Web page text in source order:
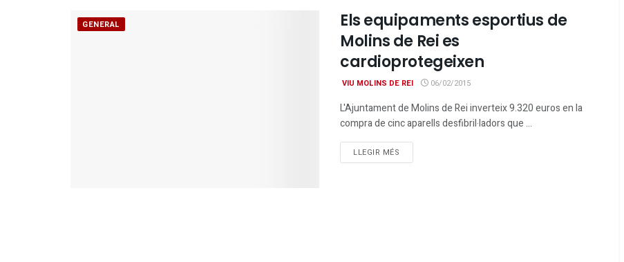
GENERAL
Els equipaments esportius de
Molins de Rei es
cardioprotegeixen
VIU MOLINS DE REI 06/02/2015
L'Ajuntament de Molins de Rei inverteix 9.320 euros en la
compra de cinc aparells desfibril·ladors que ...
LLEGIR MÉS